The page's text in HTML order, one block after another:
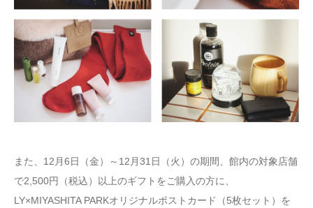
また、12月6日（金）～12月31日（火）の期間、館内の対象店舗
で2,500円（税込）以上のギフトをご購入の方に、
LY×MIYASHITA PARKオリジナルポストカード（5枚セット）を